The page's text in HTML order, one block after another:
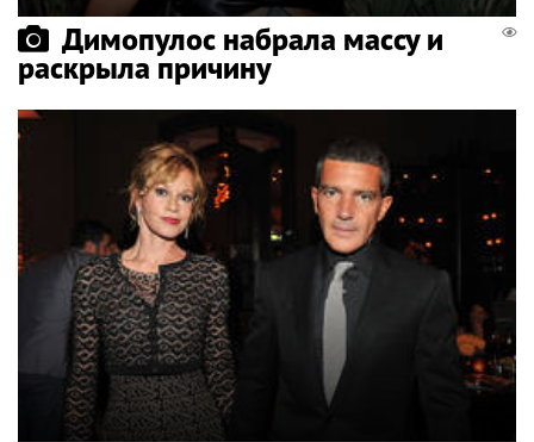
Димопулос набрала массу и
раскрыла причину